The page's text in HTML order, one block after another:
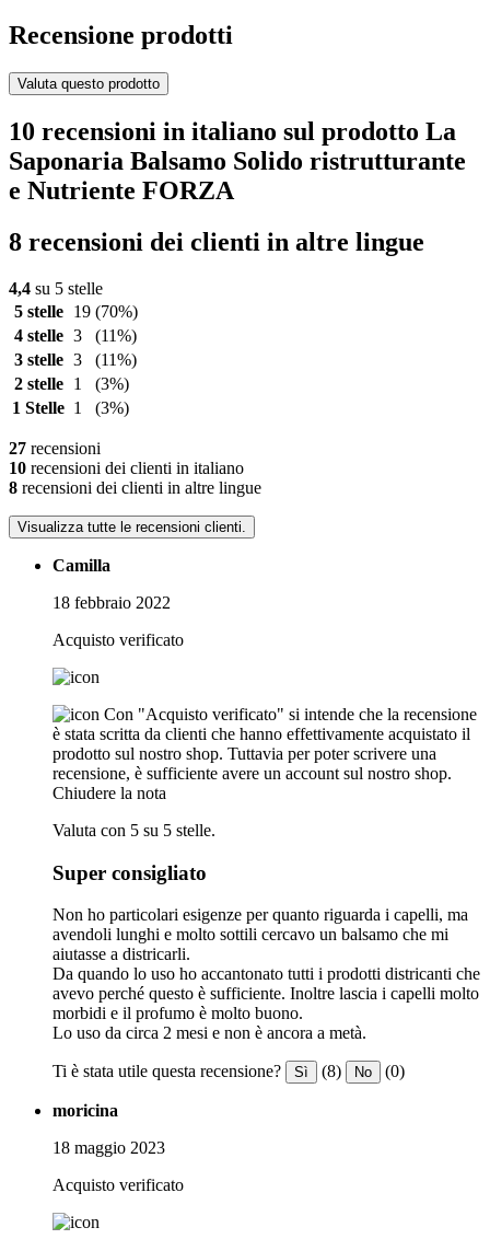
Recensione prodotti
Valuta questo prodotto
10 recensioni in italiano sul prodotto La
Saponaria Balsamo Solido ristrutturante
e Nutriente FORZA
8 recensioni dei clienti in altre lingue
4,4 su 5 stelle
5 stelle
19 (70%)
4 stelle 3
(11%)
3 stelle 3
(11%)
2 stelle
1
(3%)
1 Stelle 1 (3%)
27 recensioni
10 recensioni dei clienti in italiano
8 recensioni dei clienti in altre lingue
Visualizza tutte le recensioni clienti.
Camilla
18 febbraio 2022
Acquisto verificato
Con "Acquisto verificato" si intende che la recensione
è stata scritta da clienti che hanno effettivamente acquistato il
prodotto sul nostro shop. Tuttavia per poter scrivere una
recensione, è sufficiente avere un account sul nostro shop.
Chiudere la nota
Valuta con 5 su 5 stelle.
Super consigliato
Non ho particolari esigenze per quanto riguarda i capelli, ma
avendoli lunghi e molto sottili cercavo un balsamo che mi
aiutasse a districarli.
Da quando lo uso ho accantonato tutti i prodotti districanti che
avevo perché questo è sufficiente. Inoltre lascia i capelli molto
morbidi e il profumo è molto buono.
Lo uso da circa 2 mesi e non è ancora a metà.
Ti è stata utile questa recensione? Sì (8) No (0)
moricina
18 maggio 2023
Acquisto verificato